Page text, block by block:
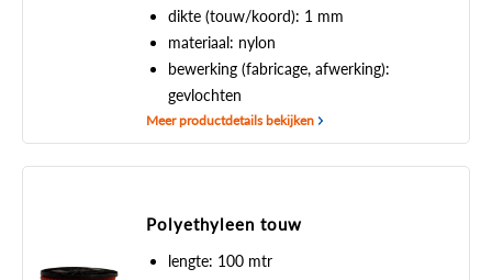
dikte (touw/koord): 1 mm
materiaal: nylon
bewerking (fabricage, afwerking):
gevlochten
Meer productdetails bekijken
Polyethyleen touw
lengte: 100 mtr